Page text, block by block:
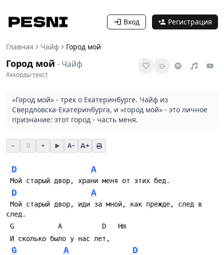
Вход Регистрация
Главная Чайф Город мой
Город мой - Чайф
Аккорды·текст
«Город мой» - трек о Екатеринбурге. Чайф из
Свердловска-Екатеринбурга, и «город мой» - это личное
признание: этот город - часть меня.
− 0 + A− A+
D A
Мой старый двор, храни меня от этих бед.
D A
след.
G           A          D   Hm
И сколько было у нас лет,
G A D